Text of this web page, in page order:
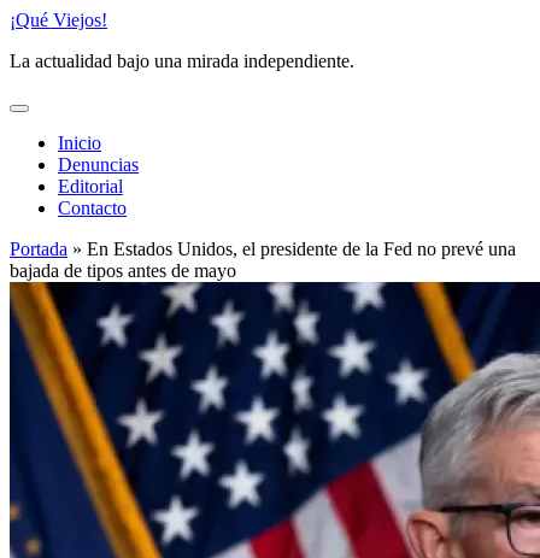
Saltar
contenido
¡Qué Viejos!
La actualidad bajo una mirada independiente.
Inicio
Denuncias
Editorial
Contacto
Portada » En Estados Unidos, el presidente de la Fed no prevé una
bajada de tipos antes de mayo